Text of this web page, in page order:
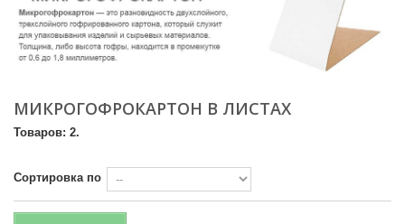
МИКРОГОФРОКАРТОН В ЛИСТАХ
Товаров: 2.
Сортировка по